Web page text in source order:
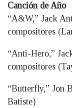
Canción de Año
“A&W,” Jack
compositores
“Anti-Hero,”
compositores
“Butterfly,” Jon
Batiste)